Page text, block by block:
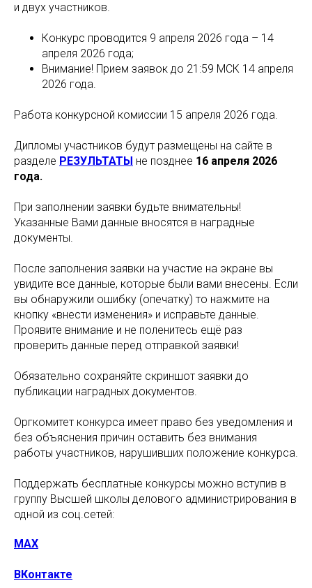
и двух участников.
Конкурс проводится 9 апреля 2026 года – 14
апреля 2026 года;
Внимание! Прием заявок до 21:59 МСК 14 апреля
2026 года.
Работа конкурсной комиссии 15 апреля 2026 года.
Дипломы участников будут размещены на сайте в
разделе РЕЗУЛЬТАТЫ не позднее 16 апреля 2026
года.
При заполнении заявки будьте внимательны!
Указанные Вами данные вносятся в наградные
документы.
После заполнения заявки на участие на экране вы
увидите все данные, которые были вами внесены. Если
вы обнаружили ошибку (опечатку) то нажмите на
кнопку «внести изменения» и исправьте данные.
Проявите внимание и не поленитесь ещё раз
проверить данные перед отправкой заявки!
Обязательно сохраняйте скриншот заявки до
публикации наградных документов.
Оргкомитет конкурса имеет право без уведомления и
без объяснения причин оставить без внимания
работы участников, нарушивших положение конкурса.
Поддержать бесплатные конкурсы можно вступив в
группу Высшей школы делового администрирования в
одной из соц.сетей:
MAX
ВКонтакте